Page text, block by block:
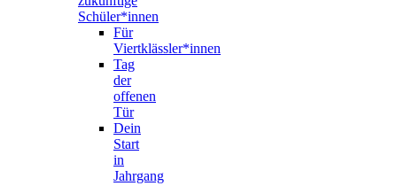
Schüler*innen
Für
Viertklässler*innen
Tag
der
offenen
Tür
Dein
Start
in
Jahrgang